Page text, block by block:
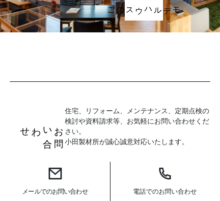
モデルハウスの
ご案内
お
問
い
合
わせ
住宅、リフォーム、メンテナンス、定期点検の
検討や資料請求等、お気軽にお問い合わせくだ
さい。
小田製材所が誠心誠意対応いたします。
メールでのお問い合わせ 電話でのお問い合わせ